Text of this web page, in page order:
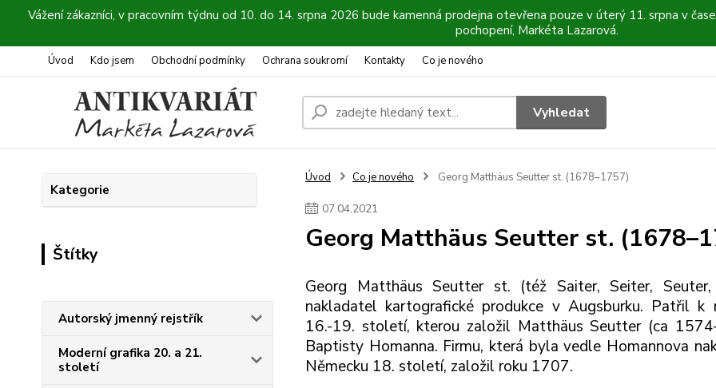
Vážení zákazníci, v pracovním týdnu od 10. do 14. srpna 2026 bude kamenná prodejna otevřena pouze v úterý 11. srpna v
pochopení, Markéta Lazarová.
Úvod Kdo jsem Obchodní podmínky Ochrana soukromí Kontakty Co je nového
Vyhledat
Kategorie
Štítky
Autorský jmenný rejstřík
Moderní grafika 20. a 21.
století
Úvod Co je nového Georg Matthäus Seutter st. (1678–1757)
07.04.2021
Georg Matthäus Seutter st.
Georg Matthäus Seutter st. (též Saiter, Seiter,
nakladatel kartografické produkce v Augsburku. Patřil
16.-19. století, kterou založil Matthäus Seutter (ca
Baptisty Homanna. Firmu, která byla vedle Homannova
Německu 18. století, založil roku 1707.